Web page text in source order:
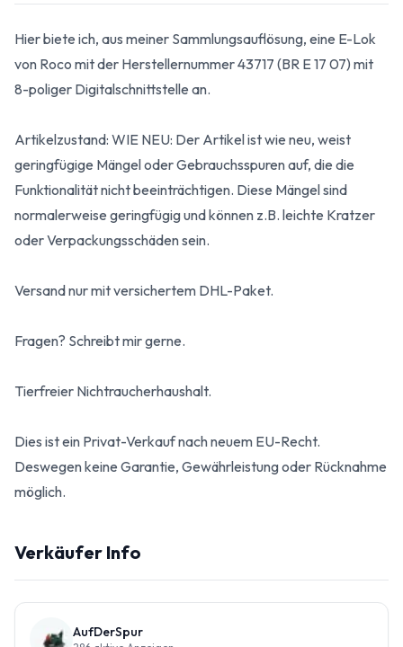
Hier biete ich, aus meiner Sammlungsauflösung, eine E-Lok
von Roco mit der Herstellernummer 43717 (BR E 17 07) mit
8-poliger Digitalschnittstelle an.
Artikelzustand: WIE NEU: Der Artikel ist wie neu, weist
geringfügige Mängel oder Gebrauchsspuren auf, die die
Funktionalität nicht beeinträchtigen. Diese Mängel sind
normalerweise geringfügig und können z.B. leichte Kratzer
oder Verpackungsschäden sein.
Versand nur mit versichertem DHL-Paket.
Fragen? Schreibt mir gerne.
Tierfreier Nichtraucherhaushalt.
Dies ist ein Privat-Verkauf nach neuem EU-Recht.
Deswegen keine Garantie, Gewährleistung oder Rücknahme
möglich.
Verkäufer Info
AufDerSpur